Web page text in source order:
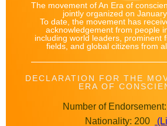
The movement of An Era of
jointly organized on
To date, the movement has
acknowledgement from people
including world leaders, prominent
fields, and global citizens from
DECLARATION FOR THE
ERA OF
Number of
Nationality: 200